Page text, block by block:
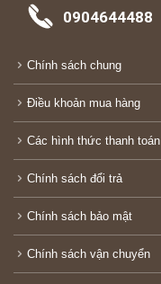
0904644488
Chính sách chung
Điều khoản mua hàng
Các hình thức thanh toán
Chính sách đổi trả
Chính sách bảo mật
Chính sách vận chuyển